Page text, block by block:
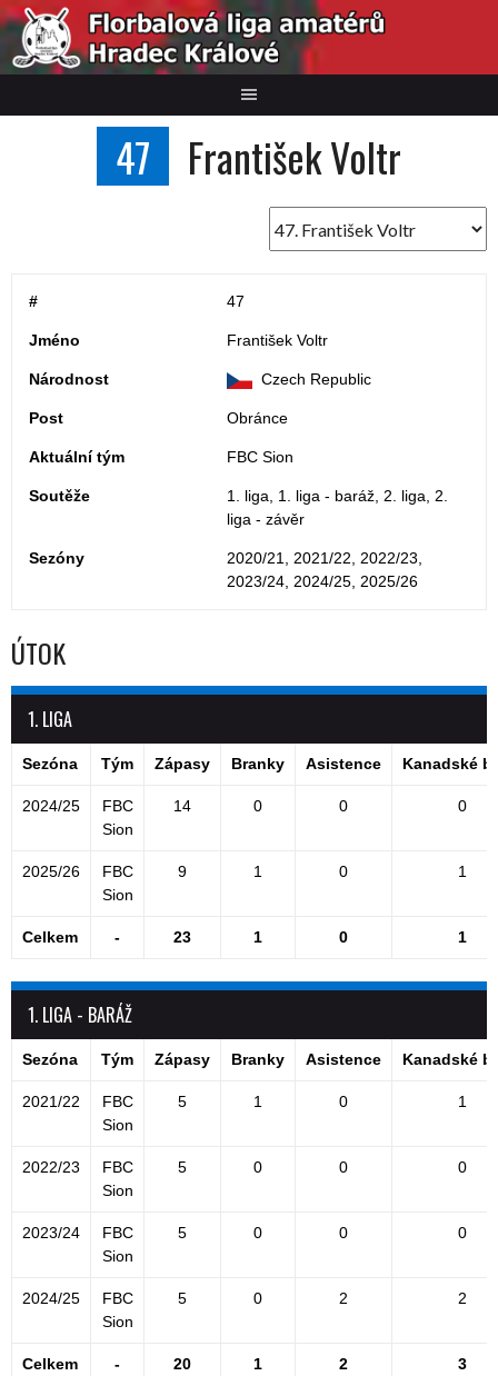
Skip
content
47 František Voltr
# 47
Jméno František Voltr
Národnost Czech Republic
Post Obránce
Aktuální tým FBC Sion
Soutěže
1. liga, 1. liga - baráž, 2. liga, 2.
liga - závěr
Sezóny
2020/21, 2021/22, 2022/23,
2023/24, 2024/25, 2025/26
ÚTOK
1. LIGA
Sezóna Tým Zápasy Branky Asistence Kanadské
2024/25
FBC
Sion
14 0 0 0
2025/26
FBC
Sion
9 1 0 1
Celkem - 23 1 0 1
1. LIGA - BARÁŽ
Sezóna Tým Zápasy Branky Asistence Kanadské
2021/22
FBC
Sion
5 1 0 1
2022/23
FBC
Sion
5 0 0 0
2023/24
FBC
Sion
5 0 0 0
2024/25
FBC
Sion
5 0 2 2
Celkem - 20 1 2 3